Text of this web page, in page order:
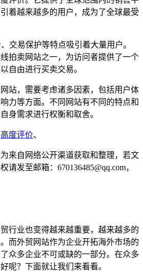
着越来越多的用户，成为了全球最受
交易保护等特点吸引着大量用户。
拍卖网站之一，为访问者提供了一个
自由进行买卖交易。
站，需要考虑诸多因素，包括用户体
力等方面。不同网站有不同的特点和
身需求进行权衡和取舍。
高度评价、
来自网络公开渠道获取和整理，若文
请发至邮箱：670136485@qq.com，
行业也变得越来越重要，越来越多的
而外贸网站作为企业开拓海外市场的
众多企业不可或缺的一部分。在众多
呢？下面就让我们来看看。